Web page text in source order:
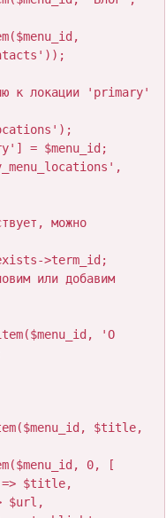
'О
$title,